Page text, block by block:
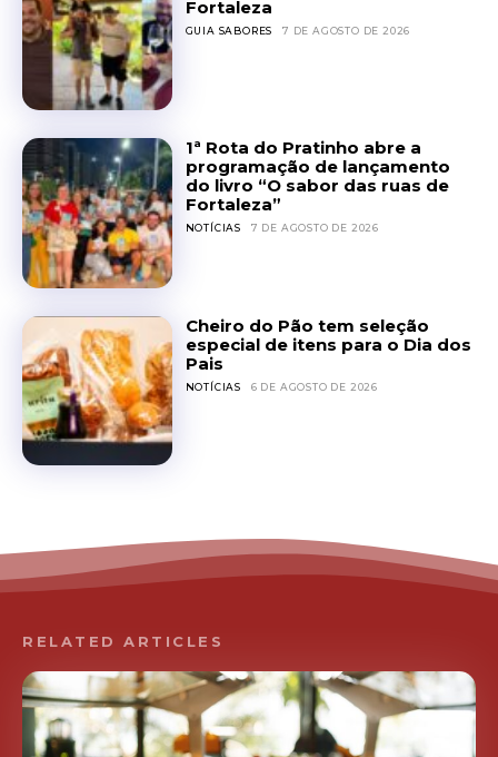
Fortaleza
GUIA SABORES 7 DE AGOSTO DE 2026
1ª Rota do Pratinho abre a
programação de lançamento
do livro “O sabor das ruas de
Fortaleza”
NOTÍCIAS 7 DE AGOSTO DE 2026
Cheiro do Pão tem seleção
especial de itens para o Dia dos
Pais
NOTÍCIAS 6 DE AGOSTO DE 2026
RELATED ARTICLES